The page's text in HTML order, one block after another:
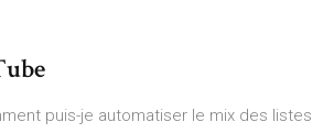
puis-je automatiser le mix des listes